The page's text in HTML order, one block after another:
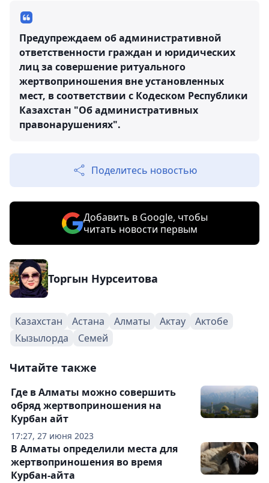
Предупреждаем об административной
ответственности граждан и юридических
лиц за совершение ритуального
жертвоприношения вне установленных
мест, в соответствии с Кодеском Республики
Казахстан "Об административных
правонарушениях".
Поделитесь новостью
Добавить в Google, чтобы
читать новости первым
Торгын Нурсеитова
Казахстан Астана Алматы Актау
Актобе
Кызылорда
Семей
Читайте также
17:27, 27 июня 2023
Где в Алматы можно совершить
обряд жертвоприношения на
Курбан айт
В Алматы определили места для
жертвоприношения во время
Курбан-айта